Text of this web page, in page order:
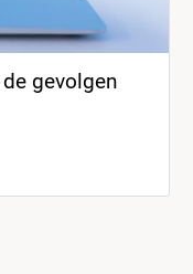
gevolgen